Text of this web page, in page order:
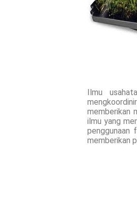
Ilmu
memberikan
ilmu yang
penggunaan
memberikan